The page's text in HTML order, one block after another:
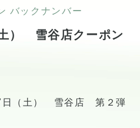
バックナンバー
） 雪谷店クーポン
日（土） 雪谷店 第２弾